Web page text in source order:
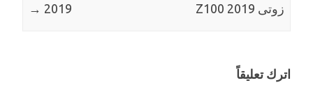
زوتى Z100 2019
2019
→
اترك تعليقاً